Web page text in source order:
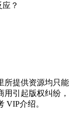
？
所提供资源均只能
引起版权纠纷，
VIP介绍。